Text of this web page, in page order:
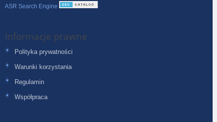
ASR Search Engine
Informacje prawne
Polityka prywatności
Warunki korzystania
Regulamin
Współpraca